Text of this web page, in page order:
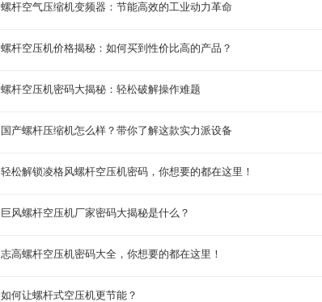
螺杆空气压缩机变频器：节能高效的工业动力革命
螺杆空压机价格揭秘：如何买到性价比高的产品？
螺杆空压机密码大揭秘：轻松破解操作难题
国产螺杆压缩机怎么样？带你了解这款实力派设备
轻松解锁凌格风螺杆空压机密码，你想要的都在这里！
巨风螺杆空压机厂家密码大揭秘是什么？
志高螺杆空压机密码大全，你想要的都在这里！
如何让螺杆式空压机更节能？